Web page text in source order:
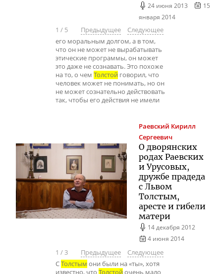
24 июня 2013
15
января 2014
1 / 5 Предыдущее
Следующее
его моральным долгом, а в том,
что он не может не вырабатывать
этические программы, он может
это даже не сознавать. Это похоже
на то, о чем Толстой говорил, что
человек может не понимать, но он
не может сознательно действовать
так, чтобы его действия не имели
Раевский Кирилл
Сергеевич
О дворянских
родах Раевских
и Урусовых,
дружбе прадеда
с Львом
Толстым,
аресте и гибели
матери
14 декабря 2012
4 июня 2014
1 /3 Предыдущее
Следующее
СТолстым они были на «ты», хотя